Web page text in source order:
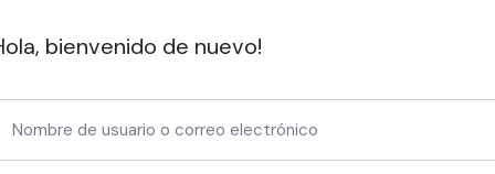
bienvenido de nuevo!